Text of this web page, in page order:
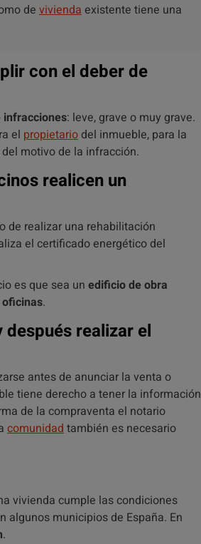
de vivienda existente tiene una
con el deber de
infracciones: leve, grave o muy grave.
el propietario del inmueble, para la
motivo de la infracción.
realicen un
de realizar una rehabilitación
el certificado energético del
es que sea un edificio de obra
.
después realizar el
antes de anunciar la venta o
tiene derecho a tener la información
de la compraventa el notario
comunidadtambién es necesario
vivienda cumple las condiciones
algunos municipios de España. En
.